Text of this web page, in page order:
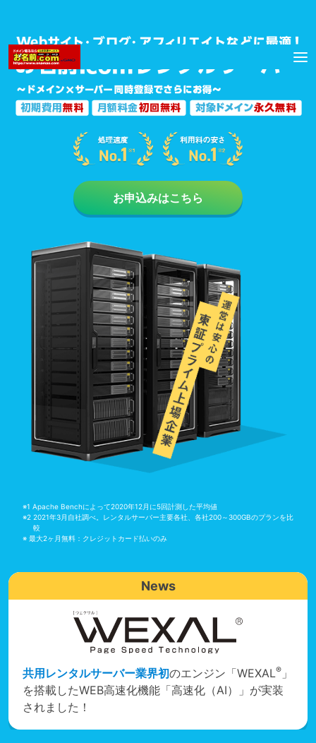
お申込みはこちら
※1 Apache Benchによって2020年12月に5回計測した平均値
※2 2021年3月自社調べ。レンタルサーバー主要各社、各社200～300GBのプランを比
較
※ 最大2ヶ月無料：クレジットカード払いのみ
News
共用レンタルサーバー業界初のエンジン「WEXAL® 」
を搭載したWEB高速化機能「高速化（AI）」が実装
されました！